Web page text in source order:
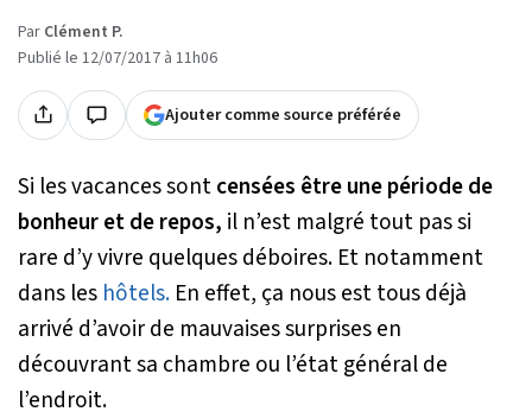
Par Clément P.
Publié le 12/07/2017 à 11h06
Ajouter comme source préférée
Si les vacances sontcensées être une période de
bonheur et de repos, il n’est malgré tout pas si
rare d’y vivre quelques déboires. Et notamment
dans les hôtels. En effet, ça nous est tous déjà
arrivé d’avoir de mauvaises surprises en
découvrant sa chambre ou l’état général de
l’endroit.